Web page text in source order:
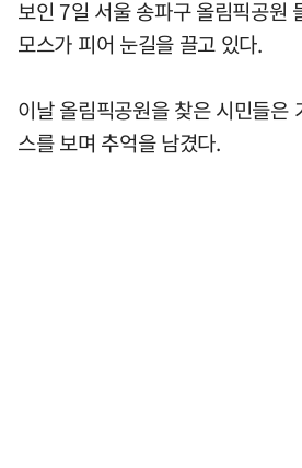
보인 7일 서울 송파구 올림픽공원
모스가 피어 눈길을 끌고 있다.
이날 올림픽공원을 찾은 시민들은
스를 보며 추억을 남겼다.